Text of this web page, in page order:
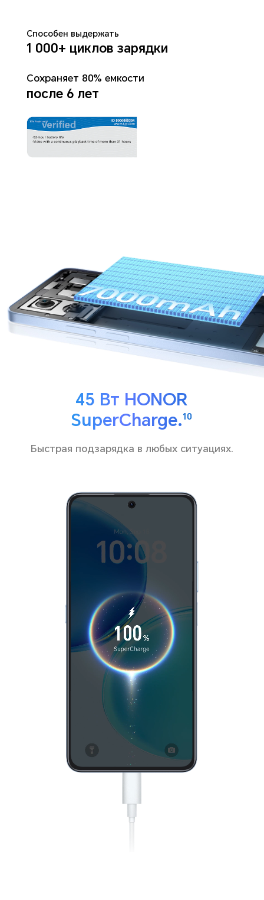
Способен выдержать
1 000+ циклов зарядки
Сохраняет 80% емкости
после 6 лет
45 Вт HONOR
SuperCharge.10
Быстрая подзарядка в любых ситуациях.